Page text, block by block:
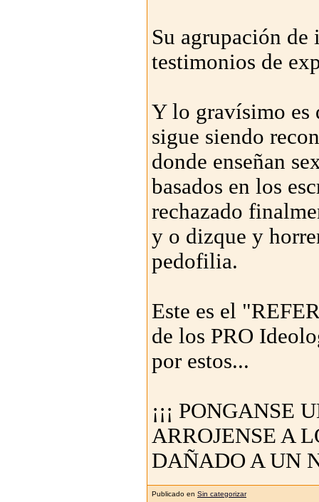
Su agrupación
testimonios de
Y lo gravísimo es
sigue siendo
donde enseñan
basados en los
rechazado
y o dizque y
pedofilia.
Este es el
de los PRO
por estos...
¡¡¡ PONGANSE
ARROJENSE A
DAÑADO A UN
Publicado en Sin categorizar